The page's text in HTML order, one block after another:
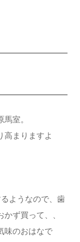
室。
高まりますよ
ようなので、歯
ず買って、、
味のおはなで